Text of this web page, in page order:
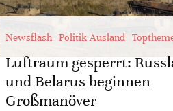
Newsflash Politik Ausland
Luftraum gesperrt:
und Belarus beginnen
Großmanöver